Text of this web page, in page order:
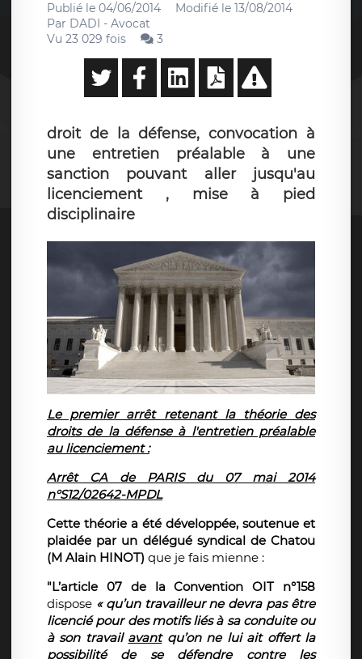
Publié le 04/06/2014 Modifié le 13/08/2014
Par DADI - Avocat
Vu 23 029 fois
3
droit de la défense, convocation à
une entretien préalable à une
sanction pouvant aller jusqu'au
licenciement , mise à pied
disciplinaire
Le premier arrêt retenant la théorie des
droits de la défense à l'entretien préalable
au licenciement :
Arrêt CA de PARIS du 07 mai 2014
n°S12/02642-MPDL
Cette théorie a été développée, soutenue et
plaidée par un délégué syndical de Chatou
(M Alain HINOT) que je fais mienne :
"L’article 07 de la Convention OIT n°158
dispose « qu’un travailleur ne devra pas être
licencié pour des motifs liés à sa conduite ou
à son travail avantqu’on ne lui ait offert la
possibilité de se défendrecontre les